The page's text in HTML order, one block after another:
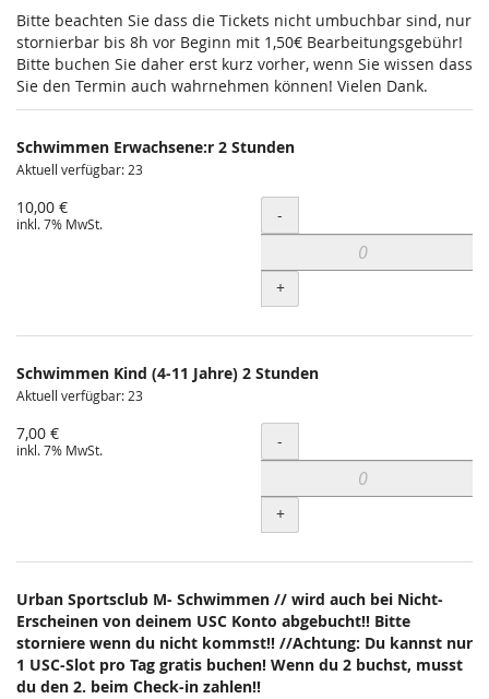
Bitte beachten Sie dass die Tickets nicht umbuchbar sind, nur
stornierbar bis 8h vor Beginn mit 1,50€ Bearbeitungsgebühr!
Bitte buchen Sie daher erst kurz vorher, wenn Sie wissen dass
Sie den Termin auch wahrnehmen können! Vielen Dank.
Schwimmen Erwachsene:r 2 Stunden
Aktuell verfügbar: 23
10,00 €
inkl. 7% MwSt. Menge
-
+
Schwimmen Kind (4-11 Jahre) 2 Stunden
Aktuell verfügbar: 23
7,00 €
inkl. 7% MwSt. Menge
-
+
Urban Sportsclub M- Schwimmen // wird auch bei Nicht-
Erscheinen von deinem USC Konto abgebucht!! Bitte
storniere wenn du nicht kommst!! //Achtung: Du kannst nur
1 USC-Slot pro Tag gratis buchen! Wenn du 2 buchst, musst
du den 2. beim Check-in zahlen!!